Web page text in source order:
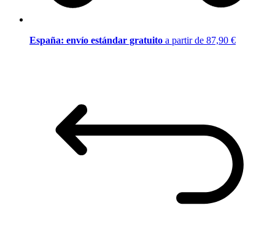
España: envío estándar gratuito a partir de 87,90 €